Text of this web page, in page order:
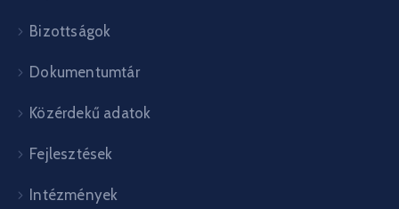
Bizottságok
Dokumentumtár
Közérdekű adatok
Fejlesztések
Intézmények